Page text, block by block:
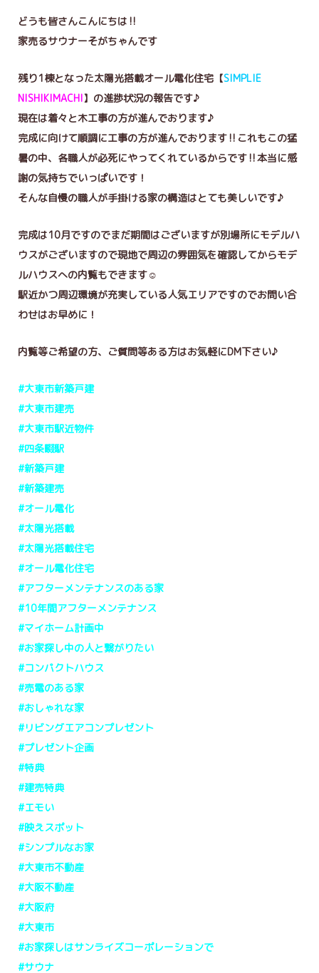
どうも皆さんこんにちは‼️
家売るサウナーそがちゃんです
残り1棟となった太陽光搭載オール電化住宅【SIMPLIE
NISHIKIMACHI】の進捗状況の報告です♪
現在は着々と木工事の方が進んでおります♪
完成に向けて順調に工事の方が進んでおります‼これもこの猛
暑の中、各職人が必死にやってくれているからです‼本当に感
謝の気持ちでいっぱいです！
そんな自慢の職人が手掛ける家の構造はとても美しいです♪
完成は10月ですのでまだ期間はございますが別場所にモデルハ
ウスがございますので現地で周辺の雰囲気を確認してからモデ
ルハウスへの内覧もできます☺️
駅近かつ周辺環境が充実している人気エリアですのでお問い合
わせはお早めに！
内覧等ご希望の方、ご質問等ある方はお気軽にDM下さい♪
#大東市新築戸建
#大東市建売
#大東市駅近物件
#四条畷駅
#新築戸建
#新築建売
#オール電化
#太陽光搭載
#太陽光搭載住宅
#オール電化住宅
#アフターメンテナンスのある家
#10年間アフターメンテナンス
#マイホーム計画中
#お家探し中の人と繋がりたい
#コンパクトハウス
#売電のある家
#おしゃれな家
#リビングエアコンプレゼント
#プレゼント企画
#特典
#建売特典
#エモい
#映えスポット
#シンプルなお家
#大東市不動産
#大阪不動産
#大阪府
#大東市
#お家探しはサンライズコーポレーションで
#サウナ